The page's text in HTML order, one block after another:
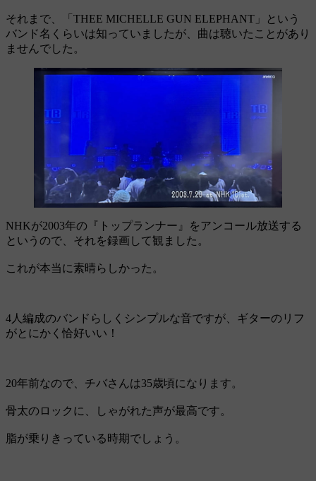
それまで、「THEE MICHELLE GUN ELEPHANT」という
バンド名くらいは知っていましたが、曲は聴いたことがあり
ませんでした。
NHKが2003年の『トップランナー』をアンコール放送する
というので、それを録画して観ました。
これが本当に素晴らしかった。
4人編成のバンドらしくシンプルな音ですが、ギターのリフ
がとにかく恰好いい！
20年前なので、チバさんは35歳頃になります。
骨太のロックに、しゃがれた声が最高です。
脂が乗りきっている時期でしょう。